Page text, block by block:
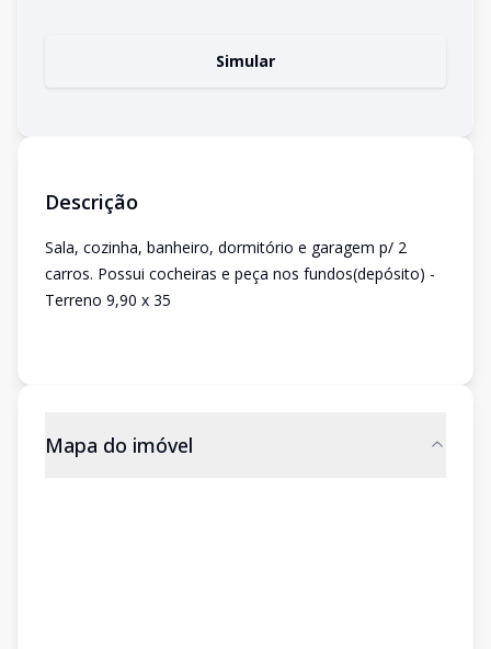
Simular
Descrição
Sala, cozinha, banheiro, dormitório e garagem p/ 2
carros. Possui cocheiras e peça nos fundos(depósito) -
Terreno 9,90 x 35
Mapa do imóvel